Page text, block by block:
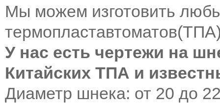
Мы можем изготовить
У нас есть чертежи на
Китайских ТПА и
Диаметр шнека: от 20 до